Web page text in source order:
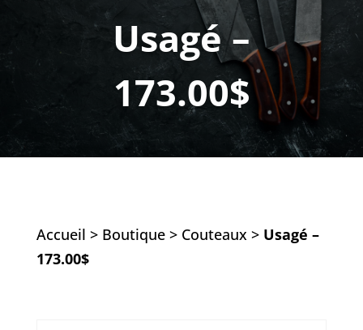
Usagé –
173.00$
Accueil > Boutique> Couteaux > Usagé –
173.00$